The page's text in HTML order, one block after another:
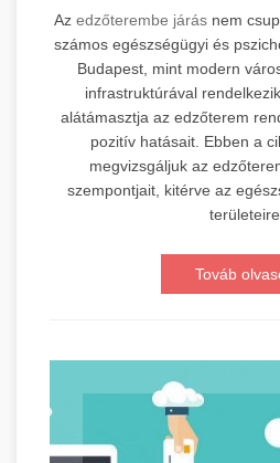
Az edzőterembe járás nem
számos egészségügyi és
Budapest, mint modern
infrastruktúrával
alátámasztja az edzőterem
pozitív hatásait. Ebben a
megvizsgáljuk az
szempontjait, kitérve az
területeire.
Továb